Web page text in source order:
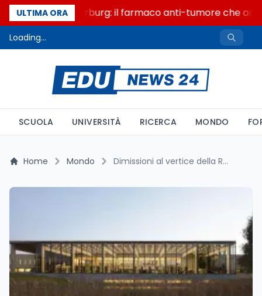
ULTIMA ORA
Un secolo di Warburg: il farmaco anti-tumore che
Loading...
SCUOLA UNIVERSITÀ RICERCA MONDO
Home Mondo Dimissioni al vertice della Roskilde University: il caso Bangladeshi scuote la politica accademica danese